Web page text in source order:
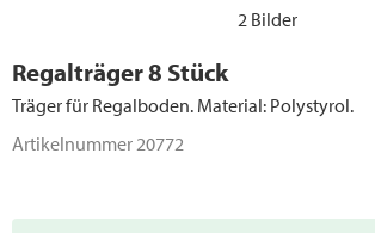
2 Bilder
Regalträger 8 Stück
Träger für Regalboden. Material: Polystyrol.
Artikelnummer20772